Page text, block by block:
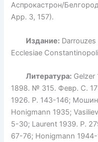
Аспрокастрон/
Арр. 3, 157).
Издание:
Ecclesiae
Литература: Gelzer
1898. № 315. Февр. С.
1926. P. 143-146;
Honigmann 1935;
5-30; Laurent 1939. P.
67-76; Honigmann